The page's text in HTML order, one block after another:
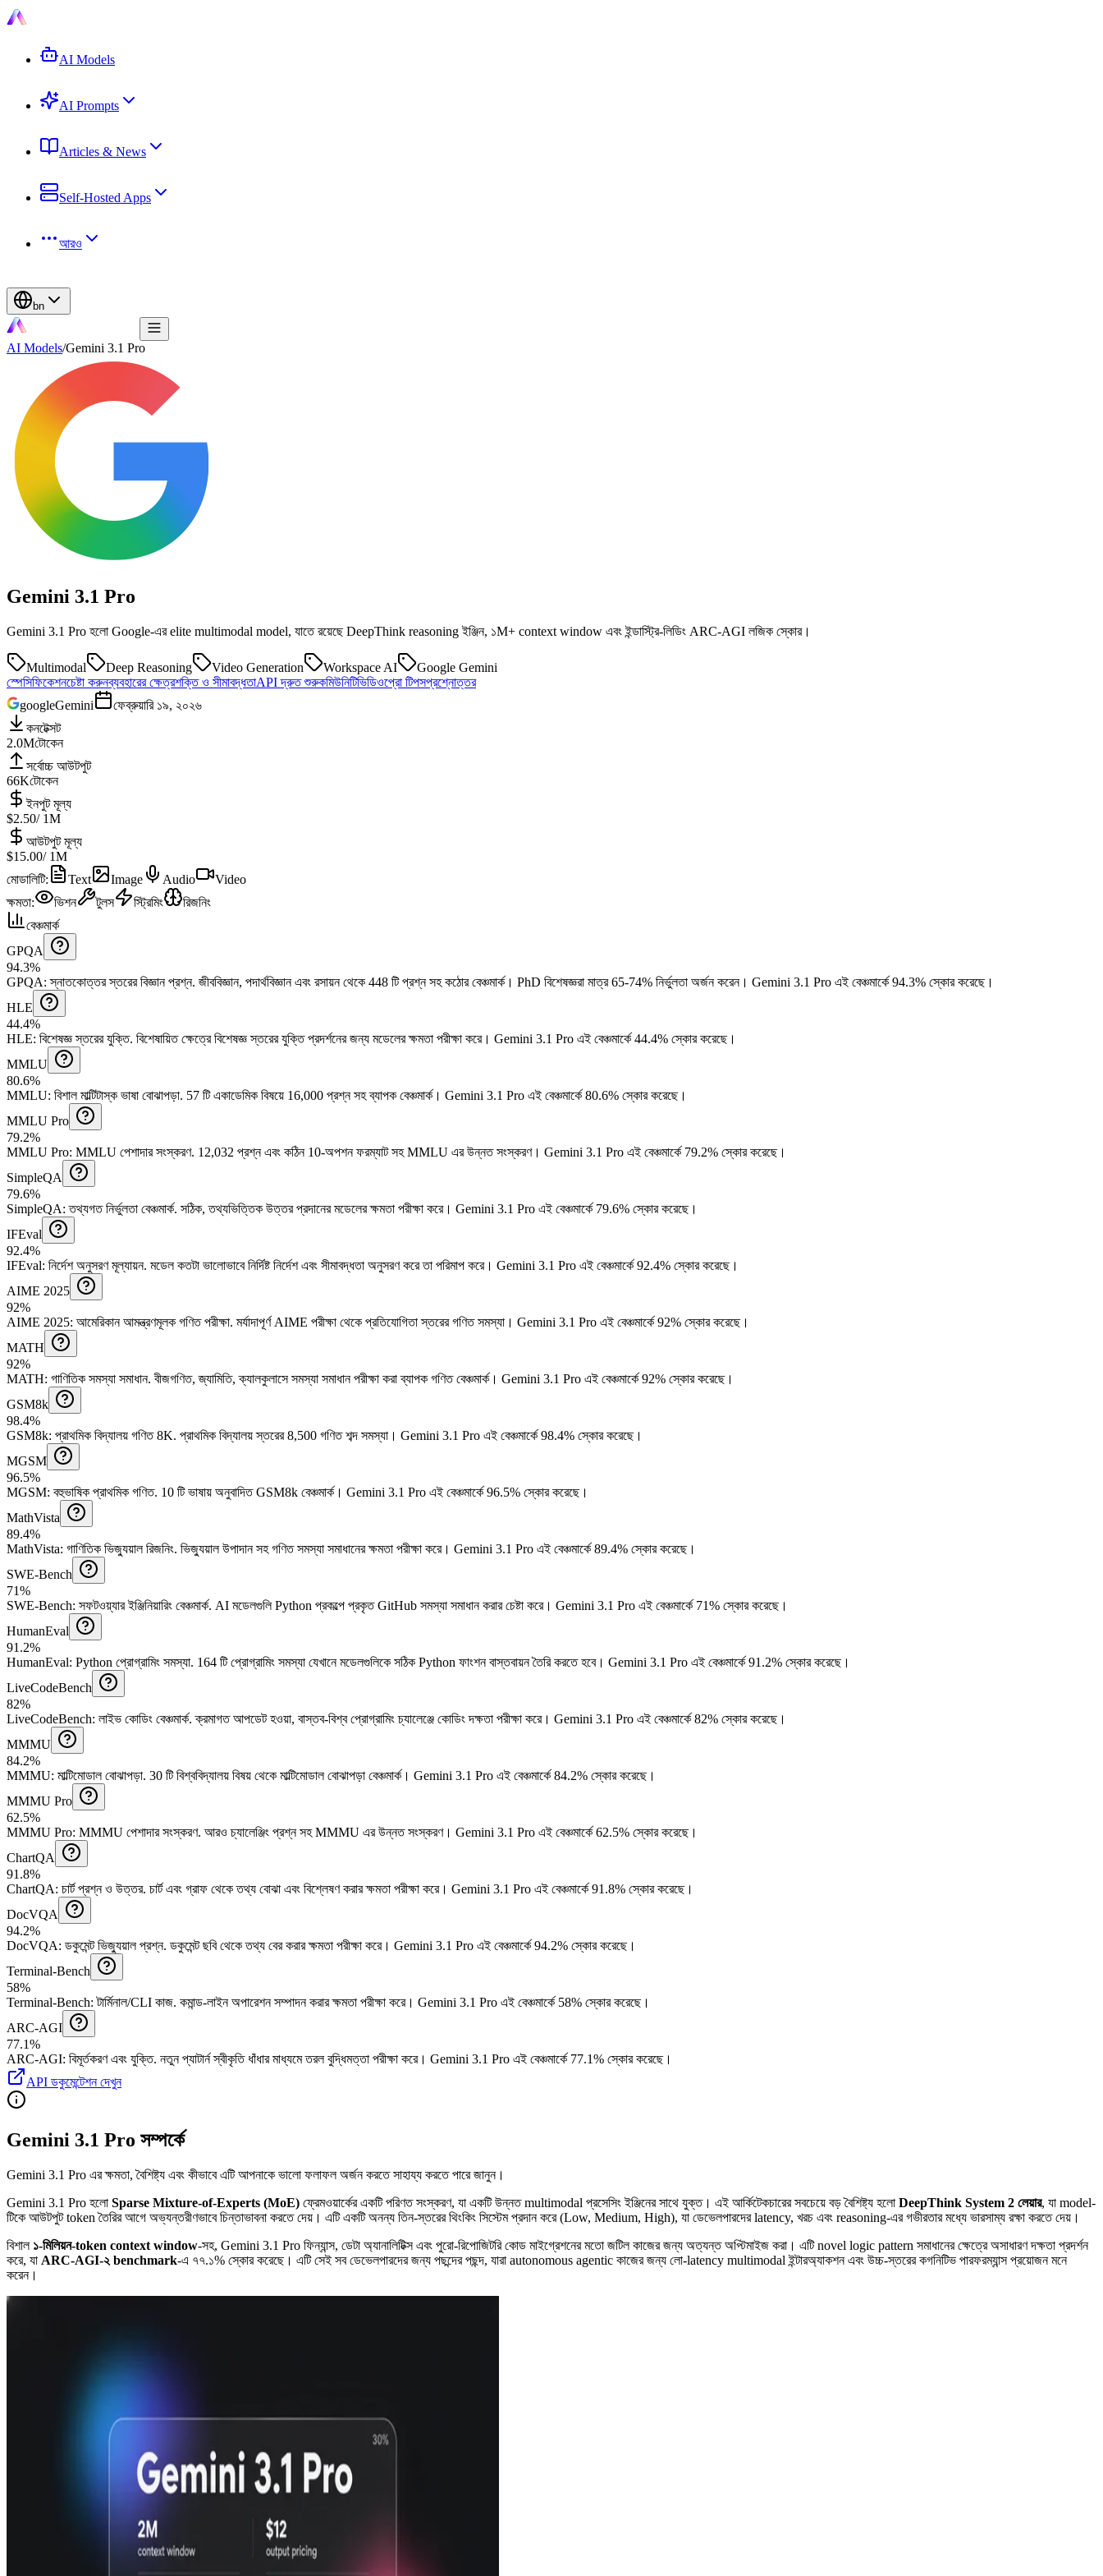
AI Models
AI Prompts
Articles & News
Self-Hosted Apps
আরও
bn
AI Models/Gemini 3.1 Pro
Gemini 3.1 Pro
Gemini 3.1 Pro হলো Google-এর elite multimodal model, যাতে রয়েছে DeepThink reasoning ইঞ্জিন, ১M+ context window এবং ইন্ডাস্ট্রি-লিডিং ARC-AGI লজিক স্কোর।
Multimodal Deep Reasoning Video Generation Workspace AI
Google Gemini
স্পেসিফিকেশনচেষ্টা করুনব্যবহারের ক্ষেত্রশক্তি ও সীমাবদ্ধতাAPI দ্রুত শুরুকমিউনিটিভিডিওপ্রো টিপসপ্রশ্নোত্তর
googleGemini
ফেব্রুয়ারি ১৯, ২০২৬
কনটেক্সট
2.0Mটোকেন
সর্বোচ্চ আউটপুট
66Kটোকেন
ইনপুট মূল্য
$2.50/ 1M
আউটপুট মূল্য
$15.00/ 1M
মোডালিটি: Text Image Audio
Video
ক্ষমতা: ভিশন টুলস স্ট্রিমিং
রিজনিং
বেঞ্চমার্ক
GPQA
94.3%
GPQA:স্নাতকোত্তর স্তরের বিজ্ঞান প্রশ্ন. জীববিজ্ঞান, পদার্থবিজ্ঞান এবং রসায়ন থেকে 448 টি প্রশ্ন সহ কঠোর বেঞ্চমার্ক। PhD বিশেষজ্ঞরা মাত্র 65-74% নির্ভুলতা অর্জন করেন। Gemini 3.1 Pro এই বেঞ্চমার্কে 94.3% স্কোর করেছে।
HLE
44.4%
HLE: বিশেষজ্ঞ স্তরের যুক্তি. বিশেষায়িত ক্ষেত্রে বিশেষজ্ঞ স্তরের যুক্তি প্রদর্শনের জন্য মডেলের ক্ষমতা পরীক্ষা করে। Gemini 3.1 Pro এই বেঞ্চমার্কে 44.4% স্কোর করেছে।
MMLU
80.6%
MMLU: বিশাল মাল্টিটাস্ক ভাষা বোঝাপড়া. 57 টি একাডেমিক বিষয়ে 16,000 প্রশ্ন সহ ব্যাপক বেঞ্চমার্ক। Gemini 3.1 Pro এই বেঞ্চমার্কে 80.6% স্কোর করেছে।
MMLU Pro
79.2%
MMLU Pro: MMLU পেশাদার সংস্করণ. 12,032 প্রশ্ন এবং কঠিন 10-অপশন ফরম্যাট সহ MMLU এর উন্নত সংস্করণ। Gemini 3.1 Pro এই বেঞ্চমার্কে 79.2% স্কোর করেছে।
SimpleQA
79.6%
SimpleQA:তথ্যগত নির্ভুলতা বেঞ্চমার্ক. সঠিক, তথ্যভিত্তিক উত্তর প্রদানের মডেলের ক্ষমতা পরীক্ষা করে। Gemini 3.1 Pro এই বেঞ্চমার্কে 79.6% স্কোর করেছে।
IFEval
92.4%
IFEval: নির্দেশ অনুসরণ মূল্যায়ন. মডেল কতটা ভালোভাবে নির্দিষ্ট নির্দেশ এবং সীমাবদ্ধতা অনুসরণ করে তা পরিমাপ করে। Gemini 3.1 Pro এই বেঞ্চমার্কে 92.4% স্কোর করেছে।
AIME 2025
92%
AIME 2025: আমেরিকান আমন্ত্রণমূলক গণিত পরীক্ষা. মর্যাদাপূর্ণ AIME পরীক্ষা থেকে প্রতিযোগিতা স্তরের গণিত সমস্যা। Gemini 3.1 Pro এই বেঞ্চমার্কে 92% স্কোর করেছে।
MATH
92%
MATH: গাণিতিক সমস্যা সমাধান.বীজগণিত, জ্যামিতি, ক্যালকুলাসে সমস্যা সমাধান পরীক্ষা করা ব্যাপক গণিত বেঞ্চমার্ক। Gemini 3.1 Pro এই বেঞ্চমার্কে 92% স্কোর করেছে।
GSM8k
98.4%
GSM8k: প্রাথমিক বিদ্যালয় গণিত 8K. প্রাথমিক বিদ্যালয় স্তরের 8,500 গণিত শব্দ সমস্যা। Gemini 3.1 Pro এই বেঞ্চমার্কে 98.4% স্কোর করেছে।
MGSM
96.5%
MGSM: বহুভাষিক প্রাথমিক গণিত. 10 টি ভাষায় অনুবাদিত GSM8k বেঞ্চমার্ক। Gemini 3.1 Pro এই বেঞ্চমার্কে 96.5% স্কোর করেছে।
MathVista
89.4%
MathVista: গাণিতিক ভিজ্যুয়াল রিজনিং. ভিজ্যুয়াল উপাদান সহ গণিত সমস্যা সমাধানের ক্ষমতা পরীক্ষা করে। Gemini 3.1 Pro এই বেঞ্চমার্কে 89.4% স্কোর করেছে।
SWE-Bench
71%
SWE-Bench: সফটওয়্যার ইঞ্জিনিয়ারিং বেঞ্চমার্ক. AI মডেলগুলি Python প্রকল্পে প্রকৃত GitHub সমস্যা সমাধান করার চেষ্টা করে। Gemini 3.1 Pro এই বেঞ্চমার্কে 71% স্কোর করেছে।
HumanEval
91.2%
HumanEval: Python প্রোগ্রামিং সমস্যা. 164 টি প্রোগ্রামিং সমস্যা যেখানে মডেলগুলিকে সঠিক Python ফাংশন বাস্তবায়ন তৈরি করতে হবে। Gemini 3.1 Pro এই বেঞ্চমার্কে 91.2% স্কোর করেছে।
LiveCodeBench
82%
LiveCodeBench: লাইভ কোডিং বেঞ্চমার্ক.ক্রমাগত আপডেট হওয়া, বাস্তব-বিশ্ব প্রোগ্রামিং চ্যালেঞ্জে কোডিং দক্ষতা পরীক্ষা করে। Gemini 3.1 Pro এই বেঞ্চমার্কে 82% স্কোর করেছে।
MMMU
84.2%
MMMU: মাল্টিমোডাল বোঝাপড়া. 30 টি বিশ্ববিদ্যালয় বিষয় থেকে মাল্টিমোডাল বোঝাপড়া বেঞ্চমার্ক। Gemini 3.1 Pro এই বেঞ্চমার্কে 84.2% স্কোর করেছে।
MMMU Pro
62.5%
MMMU Pro: MMMU পেশাদার সংস্করণ. আরও চ্যালেঞ্জিং প্রশ্ন সহ MMMU এর উন্নত সংস্করণ। Gemini 3.1 Pro এই বেঞ্চমার্কে 62.5% স্কোর করেছে।
ChartQA
91.8%
ChartQA: চার্ট প্রশ্ন ও উত্তর. চার্ট এবং গ্রাফ থেকে তথ্য বোঝা এবং বিশ্লেষণ করার ক্ষমতা পরীক্ষা করে। Gemini 3.1 Pro এই বেঞ্চমার্কে 91.8% স্কোর করেছে।
DocVQA
94.2%
DocVQA: ডকুমেন্ট ভিজ্যুয়াল প্রশ্ন. ডকুমেন্ট ছবি থেকে তথ্য বের করার ক্ষমতা পরীক্ষা করে। Gemini 3.1 Pro এই বেঞ্চমার্কে 94.2% স্কোর করেছে।
Terminal-Bench
58%
Terminal-Bench:টার্মিনাল/CLI কাজ. কমান্ড-লাইন অপারেশন সম্পাদন করার ক্ষমতা পরীক্ষা করে। Gemini 3.1 Pro এই বেঞ্চমার্কে 58% স্কোর করেছে।
ARC-AGI
77.1%
ARC-AGI: বিমূর্তকরণ এবং যুক্তি. নতুন প্যাটার্ন স্বীকৃতি ধাঁধার মাধ্যমে তরল বুদ্ধিমত্তা পরীক্ষা করে। Gemini 3.1 Pro এই বেঞ্চমার্কে 77.1% স্কোর করেছে।
API ডকুমেন্টেশন দেখুন
Gemini 3.1 Pro সম্পর্কে
Gemini 3.1 Pro এর ক্ষমতা, বৈশিষ্ট্য এবং কীভাবে এটি আপনাকে ভালো ফলাফল অর্জন করতে সাহায্য করতে পারে জানুন।
Gemini 3.1 Pro হলো Sparse Mixture-of-Experts (MoE) ফ্রেমওয়ার্কের একটি পরিণত সংস্করণ, যা একটি উন্নত multimodal প্রসেসিং ইঞ্জিনের সাথে যুক্ত। এই আর্কিটেকচারের সবচেয়ে বড় বৈশিষ্ট্য হলো DeepThink System 2 লেয়ার, যা model-
টিকে আউটপুট token তৈরির আগে অভ্যন্তরীণভাবে চিন্তাভাবনা করতে দেয়। এটি একটি অনন্য তিন-স্তরের থিংকিং সিস্টেম প্রদান করে (Low, Medium, High), যা ডেভেলপারদের latency, খরচ এবং reasoning-এর গভীরতার মধ্যে ভারসাম্য রক্ষা করতে দেয়।
বিশাল ১-মিলিয়ন-token context window-সহ, Gemini 3.1 Pro ফিন্যান্স, ডেটা অ্যানালিটিক্স এবং পুরো-রিপোজিটরি কোড মাইগ্রেশনের মতো জটিল কাজের জন্য অত্যন্ত অপ্টিমাইজ করা। এটি novel logic pattern সমাধানের ক্ষেত্রে অসাধারণ দক্ষতা প্রদর্শন
করে, যা ARC-AGI-২ benchmark-এ ৭৭.১% স্কোর করেছে। এটি সেই সব ডেভেলপারদের জন্য পছন্দের পছন্দ, যারা autonomous agentic কাজের জন্য লো-latency multimodal ইন্টারঅ্যাকশন এবং উচ্চ-স্তরের কগনিটিভ পারফরম্যান্স প্রয়োজন মনে
করেন।